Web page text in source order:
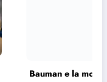
perché ci